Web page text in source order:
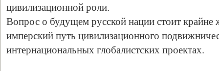
цивилизационной роли.
Вопрос о будущем русской нации стоит крайне
имперский путь цивилизационного
интернациональных глобалистских проектах.